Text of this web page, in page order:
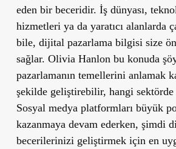
eden bir beceridir. İş dünyası,
hizmetleri ya da yaratıcı alanlarda
bile, dijital pazarlama bilgisi size
sağlar. Olivia Hanlon bu konuda
pazarlamanın temellerini anlamak
şekilde geliştirebilir, hangi sektörde
Sosyal medya platformları büyük
kazanmaya devam ederken, şimdi
becerilerinizi geliştirmek için en